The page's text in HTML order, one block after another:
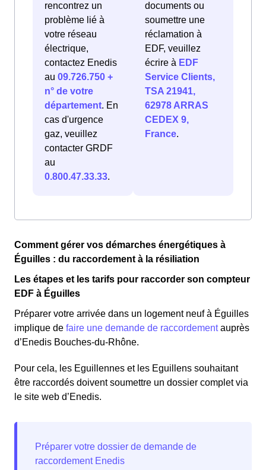
rencontrez un
problème lié à
votre réseau
électrique,
contactez Enedis
au 09.726.750 +
n° de votre
département. En
cas d'urgence
gaz, veuillez
contacter GRDF
au
0.800.47.33.33.
documents ou
soumettre une
réclamation à
EDF, veuillez
écrire à EDF
Service Clients,
TSA 21941,
62978 ARRAS
CEDEX 9,
France.
Comment gérer vos démarches énergétiques à
Éguilles : du raccordement à la résiliation
Les étapes et les tarifs pour raccorder son compteur
EDF à Éguilles
Préparer votre arrivée dans un logement neuf à Éguilles
implique de faire une demande de raccordementauprès
d’Enedis Bouches-du-Rhône.
Pour cela, les Eguillennes et les Eguillens souhaitant
être raccordés doivent soumettre un dossier complet via
le site web d’Enedis.